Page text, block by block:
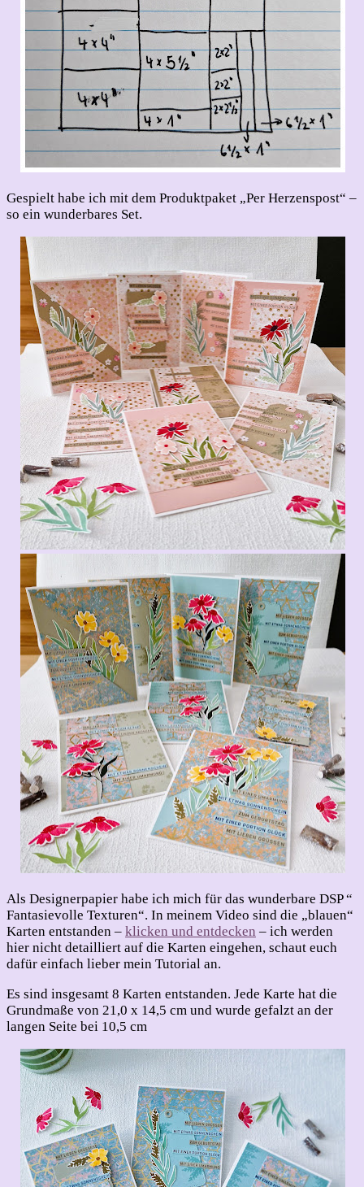
Gespielt habe ich mit dem Produktpaket „Per Herzenspost“ –
so ein wunderbares Set.
Als Designerpapier habe ich mich für das wunderbare DSP “
Fantasievolle Texturen“. In meinem Video sind die „blauen“
Karten entstanden – klicken und entdecken – ich werden
hier nicht detailliert auf die Karten eingehen, schaut euch
dafür einfach lieber mein Tutorial an.
Es sind insgesamt 8 Karten entstanden. Jede Karte hat die
Grundmaße von 21,0 x 14,5 cm und wurde gefalzt an der
langen Seite bei 10,5 cm